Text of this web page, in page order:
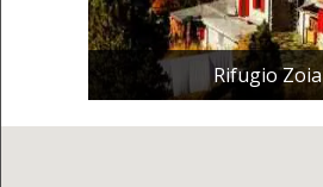
Rifugio Zoia